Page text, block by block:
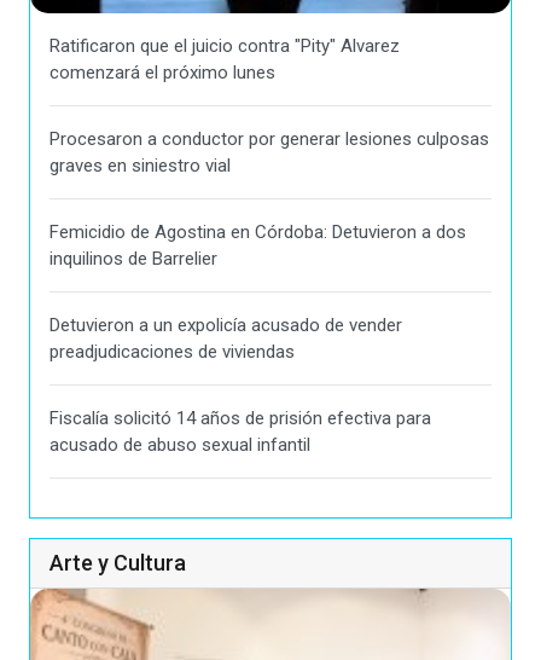
Ratificaron que el juicio contra "Pity" Alvarez
comenzará el próximo lunes
Procesaron a conductor por generar lesiones culposas
graves en siniestro vial
Femicidio de Agostina en Córdoba: Detuvieron a dos
inquilinos de Barrelier
Detuvieron a un expolicía acusado de vender
preadjudicaciones de viviendas
Fiscalía solicitó 14 años de prisión efectiva para
acusado de abuso sexual infantil
Arte y Cultura